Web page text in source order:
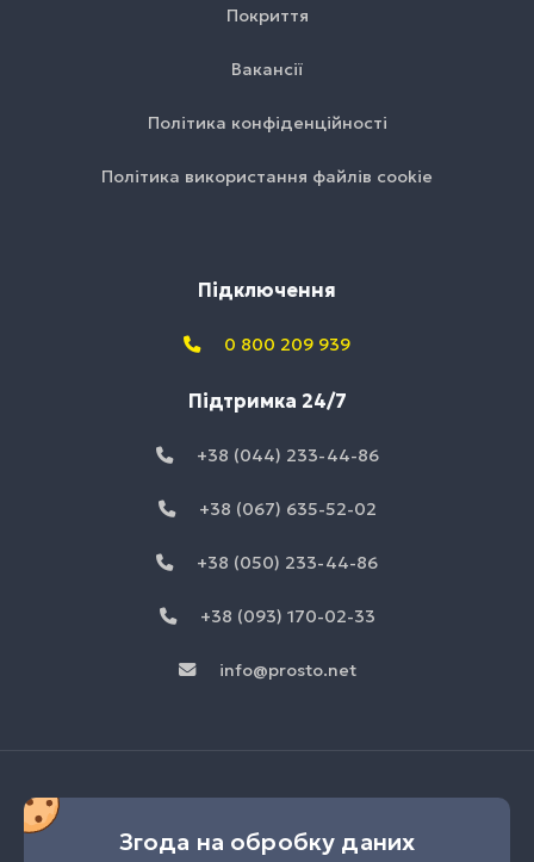
Покриття
Вакансії
Політика конфіденційності
Політика використання файлів cookie
Підключення
0 800 209 939
Підтримка 24/7
+38 (044) 233-44-86
+38 (067) 635-52-02
+38 (050) 233-44-86
+38 (093) 170-02-33
info@prosto.net
Згода на обробку даних